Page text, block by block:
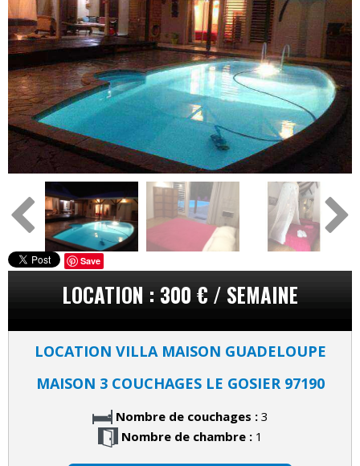
Save
LOCATION : 300 € / SEMAINE
LOCATION VILLA MAISON GUADELOUPE
MAISON 3 COUCHAGES LE GOSIER 97190
Nombre de couchages :3
Nombre de chambre :1